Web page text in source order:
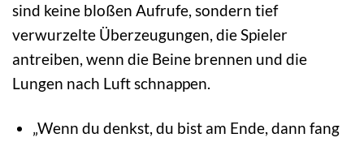
sind keine bloßen Aufrufe, sondern tief
verwurzelte Überzeugungen, die Spieler
antreiben, wenn die Beine brennen und die
Lungen nach Luft schnappen.
„Wenn du denkst, du bist am Ende, dann fang